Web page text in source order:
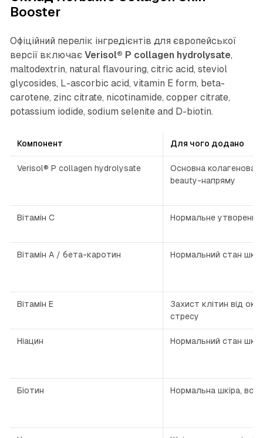
Booster
Офіційний перелік інгредієнтів для європейської
версії включає Verisol® P collagen hydrolysate,
maltodextrin, natural flavouring, citric acid, steviol
glycosides, L-ascorbic acid, vitamin E form, beta-
carotene, zinc citrate, nicotinamide, copper citrate,
potassium iodide, sodium selenite and D-biotin.
Компонент Для чого додано
Verisol® P collagen hydrolysate
Основна колагенова
beauty-напряму
Вітамін C Нормальне утворення
Вітамін A / бета-каротин Нормальний стан
Вітамін E
Захист клітин від
стресу
Ніацин Нормальний стан
Біотин Нормальна шкіра,